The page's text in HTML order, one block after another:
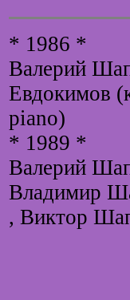
* 1986 *
Валерий
Евдокимов
piano)
* 1989 *
Валерий
Владимир
, Виктор